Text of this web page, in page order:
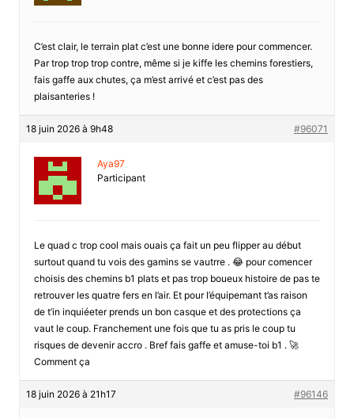
C’est clair, le terrain plat c’est une bonne idere pour commencer.
Par trop trop trop contre, même si je kiffe les chemins forestiers,
fais gaffe aux chutes, ça m’est arrivé et c’est pas des
plaisanteries !
18 juin 2026 à 9h48 #96071
Aya97
Participant
Le quad c trop cool mais ouais ça fait un peu flipper au début
surtout quand tu vois des gamins se vautrre . 😂 pour comencer
choisis des chemins b1 plats et pas trop boueux histoire de pas te
retrouver les quatre fers en l’air. Et pour l’équipemant t’as raison
de t’in inquiéeter prends un bon casque et des protections ça
vaut le coup. Franchement une fois que tu as pris le coup tu
risques de devenir accro . Bref fais gaffe et amuse-toi b1 . 🚀
Comment ça
18 juin 2026 à 21h17 #96146